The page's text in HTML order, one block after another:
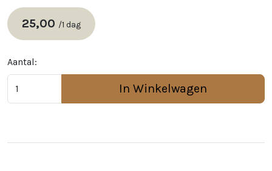
25,00 /1 dag
Aantal:
In Winkelwagen